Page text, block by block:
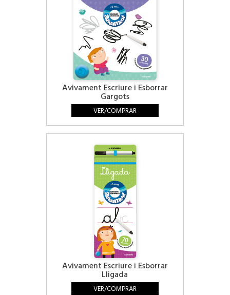
Avivament Escriure i Esborrar
Gargots
VER/COMPRAR
Avivament Escriure i Esborrar
Lligada
VER/COMPRAR